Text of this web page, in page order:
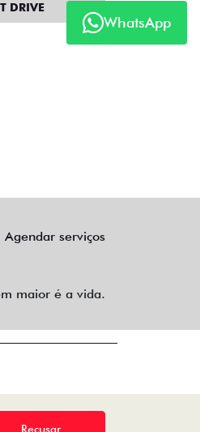
WhatsApp
DRIVE
Agendar serviços
maior é a vida.
Recusar